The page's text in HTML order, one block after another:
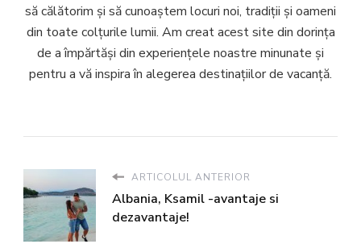
să călătorim și să cunoaștem locuri noi, tradiții și oameni
din toate colțurile lumii. Am creat acest site din dorința
de a împărtăși din experiențele noastre minunate și
pentru a vă inspira în alegerea destinațiilor de vacanță.
ARTICOLUL ANTERIOR
Albania, Ksamil -avantaje si
dezavantaje!